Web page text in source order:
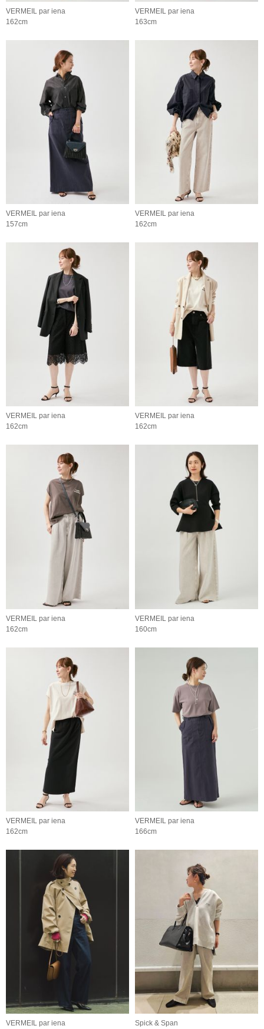
VERMEIL par iena
162cm
VERMEIL par iena
163cm
VERMEIL par iena
157cm
VERMEIL par iena
162cm
VERMEIL par iena
162cm
VERMEIL par iena
162cm
VERMEIL par iena
162cm
VERMEIL par iena
160cm
VERMEIL par iena
162cm
VERMEIL par iena
166cm
VERMEIL par iena
Spick & Span